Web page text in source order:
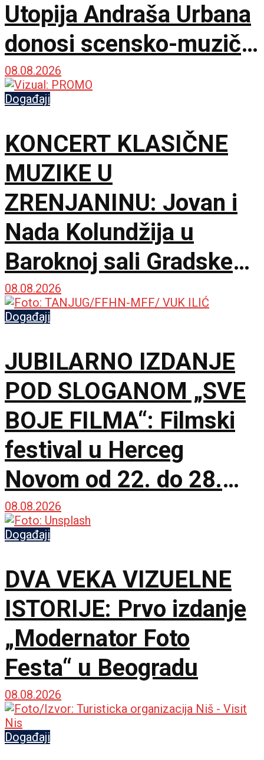
Utopija Andraša Urbana
donosi scensko-muzički
šok za bolji život
08.08.2026
Događaji
KONCERT KLASIČNE
MUZIKE U
ZRENJANINU: Jovan i
Nada Kolundžija u
Baroknoj sali Gradske
kuće
08.08.2026
Događaji
JUBILARNO IZDANJE
POD SLOGANOM „SVE
BOJE FILMA“: Filmski
festival u Herceg
Novom od 22. do 28.
avgusta
08.08.2026
Događaji
DVA VEKA VIZUELNE
ISTORIJE: Prvo izdanje
„Modernator Foto
Festa“ u Beogradu
08.08.2026
Događaji